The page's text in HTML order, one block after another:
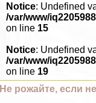
Notice: Undefined
/var/www/
on line 15
Notice: Undefined
/var/www/
on line 19
Не рожайте, если